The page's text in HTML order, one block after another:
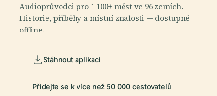
Audioprůvodci pro 1 100+ měst ve 96 zemích.
Historie, příběhy a místní znalosti — dostupné
offline.
Stáhnout aplikaci
Přidejte se k více než 50 000 cestovatelů